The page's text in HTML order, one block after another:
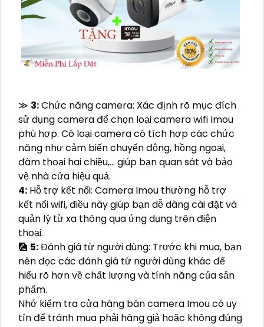
≫ 3:Chức năng camera: Xác định rõ mục đích
sử dụng camera để chọn loại camera wifi Imou
phù hợp. Có loại camera có tích hợp các chức
năng như cảm biến chuyển động, hồng ngoại,
đàm thoại hai chiều,... giúp bạn quan sát và bảo
vệ nhà cửa hiệu quả.
4: Hỗ trợ kết nối: Camera Imou thường hỗ trợ
kết nối wifi, điều này giúp bạn dễ dàng cài đặt và
quản lý từ xa thông qua ứng dụng trên điện
thoại.
🎑 5:Đánh giá từ người dùng: Trước khi mua, bạn
nên đọc các đánh giá từ người dùng khác để
hiểu rõ hơn về chất lượng và tính năng của sản
phẩm.
Nhớ kiểm tra cửa hàng bán camera Imou có uy
tín để tránh mua phải hàng giả hoặc không đúng